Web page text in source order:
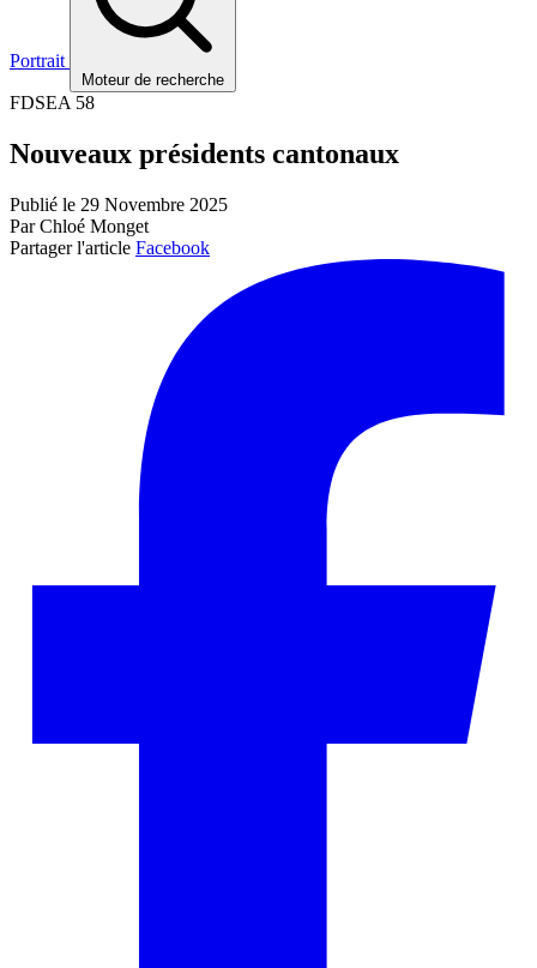
Portrait
Moteur de recherche
FDSEA 58
Nouveaux présidents cantonaux
Publié le 29 Novembre 2025
Par Chloé Monget
Partager l'article Facebook